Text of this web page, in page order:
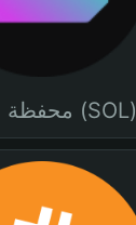
محفظة سولانا (SOL)